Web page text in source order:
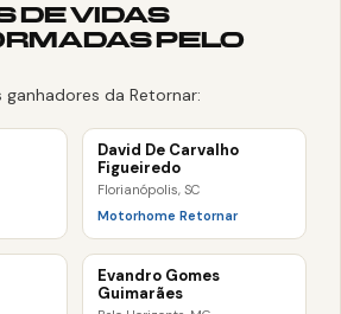
DE VIDAS
PELO
da Retornar:
David De Carvalho
Figueiredo
Florianópolis, SC
Motorhome Retornar
Evandro Gomes
Guimarães